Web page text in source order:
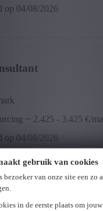
gebruik van cookies
bezoeker van onze site een zo
in de eerste plaats om
op 04/08/2026
2.425 - 3.425 €/
op 04/08/2026